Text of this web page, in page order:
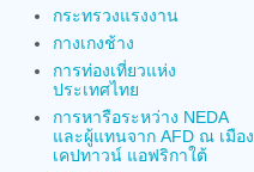
กระทรวงแรงงาน
กางเกงช้าง
การท่องเที่ยวแห่ง
ประเทศไทย
การหารือระหว่าง NEDA
และผู้แทนจาก AFD ณ เมือง
เคปทาวน์ แอฟริกาใต้